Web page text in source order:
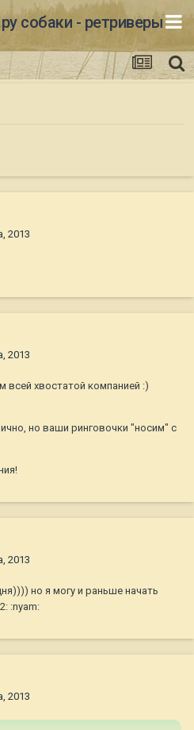
собаки - ретриверы
2013
2013
всей хвостатой компанией :)
но ваши ринговочки "носим" с
2013
но я могу и раньше начать
:nyam:
2013